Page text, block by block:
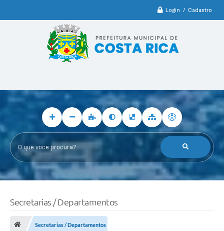
Login / Cadastro
O que voce procura?
Secretarias / Departamentos
Secretarias / Departamentos